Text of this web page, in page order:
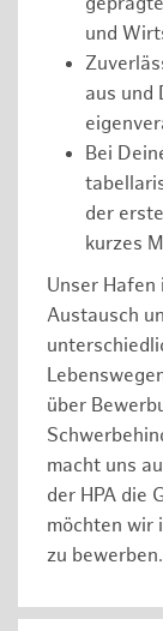
und
aus und
Bei
der
kurzes
Unser
Austausch
über
macht uns
der HPA die
möchten wir
zu bewerben.